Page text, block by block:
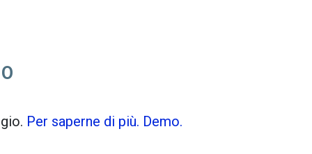
Per saperne di più. Demo.